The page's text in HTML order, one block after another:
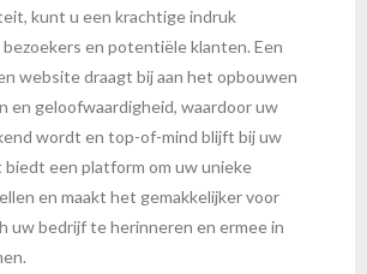
kunt u een krachtige indruk
en potentiële klanten. Een
website draagt bij aan het opbouwen
en geloofwaardigheid, waardoor uw
wordt en top-of-mind blijft bij uw
biedt een platform om uw unieke
en maakt het gemakkelijker voor
uw bedrijf te herinneren en ermee in